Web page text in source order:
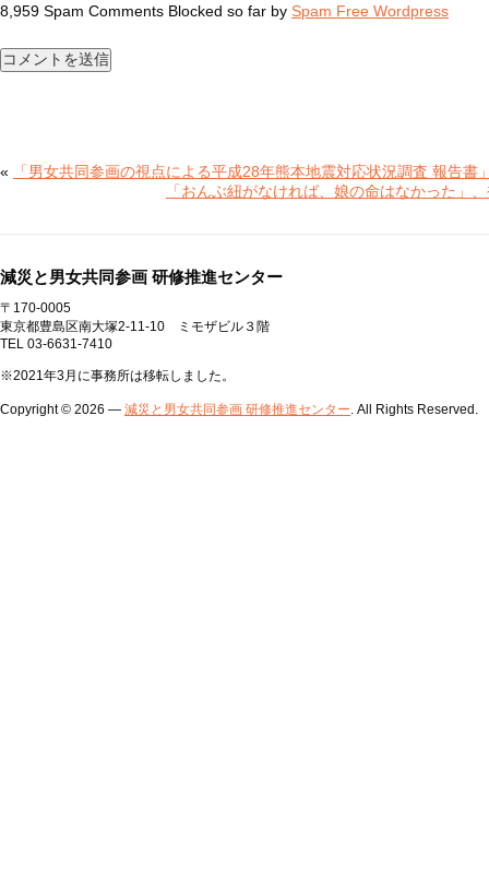
8,959 Spam Comments Blocked so far by Spam Free Wordpress
«
「男女共同参画の視点による平成28年熊本地震対応状況調査 報告書
「おんぶ紐がなければ、娘の命はなかった」
減災と男女共同参画 研修推進センター
〒170-0005
東京都豊島区南大塚2-11-10 ミモザビル３階
TEL 03-6631-7410
※2021年3月に事務所は移転しました。
Copyright © 2026 — 減災と男女共同参画 研修推進センター. All Rights Reserved.